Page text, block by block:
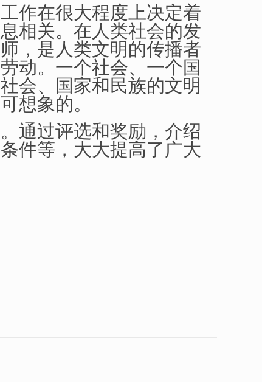
作在很大程度上决定着
相关。在人类社会的发
，是人类文明的传播者
动。一个社会、一个国
会、国家和民族的文明
想象的。
通过评选和奖励，介绍
件等，大大提高了广大